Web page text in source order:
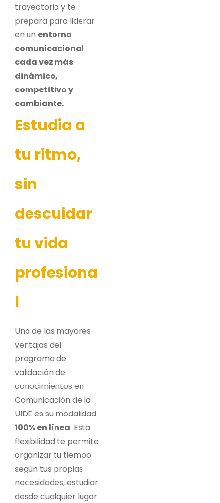
trayectoria y te
prepara para liderar
en un entorno
comunicacional
cada vez más
dinámico,
competitivo y
cambiante.
Estudia a
tu ritmo,
sin
descuidar
tu vida
profesiona
l
Una de las mayores
ventajas del
programa de
validación de
conocimientos en
Comunicación de la
UIDE es su modalidad
100% en línea. Esta
flexibilidad te permite
organizar tu tiempo
según tus propias
necesidades, estudiar
desde cualquier lugar